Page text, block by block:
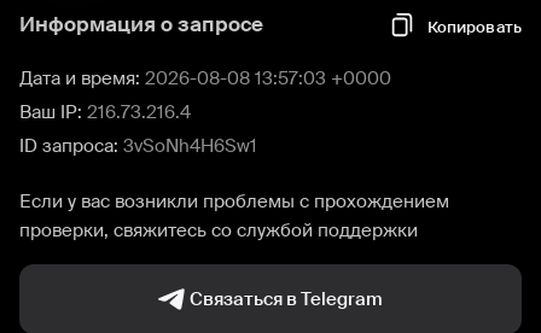
Информация о запросе Копировать
Дата и время: 2026-08-08 13:57:03 +0000
Ваш IP: 216.73.216.4
ID запроса: 3vSoNh4H6Sw1
Если у вас возникли проблемы с прохождением
проверки, свяжитесь со службой поддержки
Связаться в Telegram